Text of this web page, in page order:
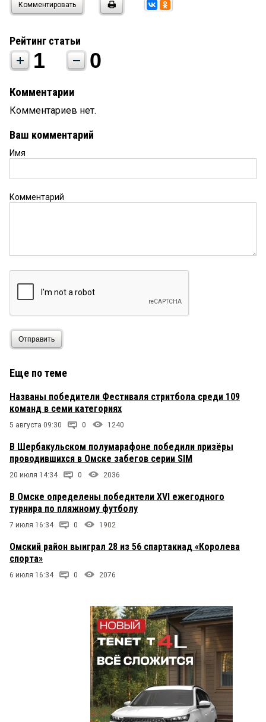
Комментировать
Рейтинг статьи
1 0
Комментарии
Комментариев нет.
Ваш комментарий
Имя
Комментарий
Отправить
Еще по теме
Названы победители Фестиваля стритбола среди 109
команд в семи категориях
5 августа 09:30 0 1240
В Шербакульском полумарафоне победили призёры
проводившихся в Омске забегов серии SIM
20 июля 14:34 0 2036
В Омске определены победители XVI ежегодного
турнира по пляжному футболу
7 июля 16:34 0 1902
Омский район выиграл 28 из 56 спартакиад «Королева
спорта»
6 июля 16:34 0 2076